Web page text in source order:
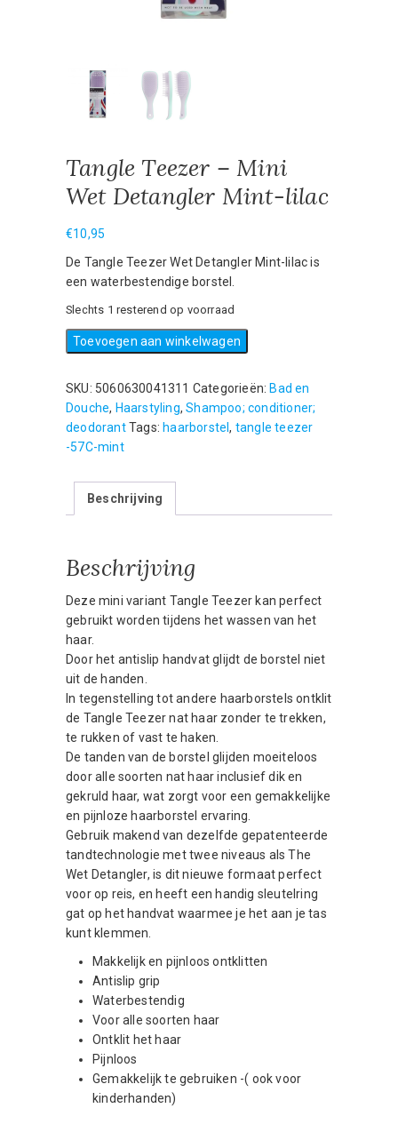
Tangle Teezer – Mini
Wet Detangler Mint-lilac
€10,95
De Tangle Teezer Wet Detangler Mint-lilac is
een waterbestendige borstel.
Slechts 1 resterend op voorraad
Tangle
Teezer
Mini
Wet
Detangler
Mint-
aantal
Toevoegen aan winkelwagen
SKU: 5060630041311 Categorieën: Bad en
Douche, Haarstyling,Shampoo; conditioner;
deodorant Tags: haarborstel, tangle teezer
-57C-mint
Beschrijving
Beschrijving
Deze mini variant Tangle Teezer kan perfect
gebruikt worden tijdens het wassen van het
haar.
Door het antislip handvat glijdt de borstel niet
uit de handen.
In tegenstelling tot andere haarborstels ontklit
de Tangle Teezer nat haar zonder te trekken,
te rukken of vast te haken.
De tanden van de borstel glijden moeiteloos
door alle soorten nat haar inclusief dik en
gekruld haar, wat zorgt voor een gemakkelijke
en pijnloze haarborstel ervaring.
Gebruik makend van dezelfde gepatenteerde
tandtechnologie met twee niveaus als The
Wet Detangler, is dit nieuwe formaat perfect
voor op reis, en heeft een handig sleutelring
gat op het handvat waarmee je het aan je tas
kunt klemmen.
Makkelijk en pijnloos ontklitten
Antislip grip
Waterbestendig
Voor alle soorten haar
Ontklit het haar
Pijnloos
Gemakkelijk te gebruiken -( ook voor
kinderhanden)